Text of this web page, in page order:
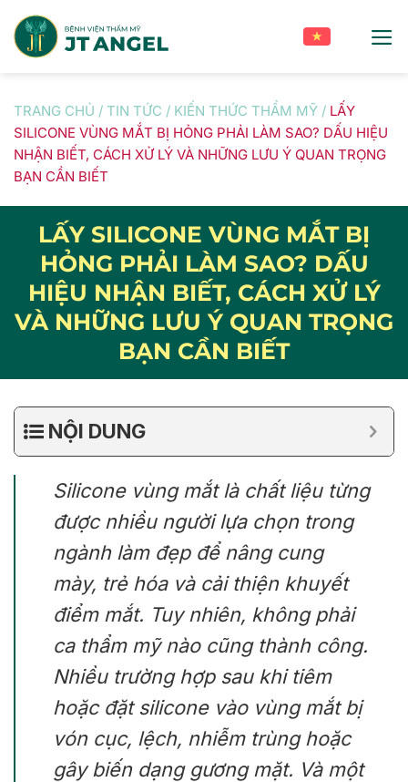
content
TRANG CHỦ / TIN TỨC / KIẾN THỨC THẨM MỸ / LẤY
SILICONE VÙNG MẮT BỊ HỎNG PHẢI LÀM SAO? DẤU HIỆU
NHẬN BIẾT, CÁCH XỬ LÝ VÀ NHỮNG LƯU Ý QUAN TRỌNG
BẠN CẦN BIẾT
LẤY SILICONE VÙNG MẮT BỊ
HỎNG PHẢI LÀM SAO? DẤU
HIỆU NHẬN BIẾT, CÁCH XỬ LÝ
VÀ NHỮNG LƯU Ý QUAN TRỌNG
BẠN CẦN BIẾT
NỘI DUNG
Silicone vùng mắt là chất liệu từng
được nhiều người lựa chọn trong
ngành làm đẹp để nâng cung
mày, trẻ hóa và cải thiện khuyết
điểm mắt. Tuy nhiên, không phải
ca thẩm mỹ nào cũng thành công.
Nhiều trường hợp sau khi tiêm
hoặc đặt silicone vào vùng mắt bị
vón cục, lệch, nhiễm trùng hoặc
gây biến dạng gương mặt. Và một